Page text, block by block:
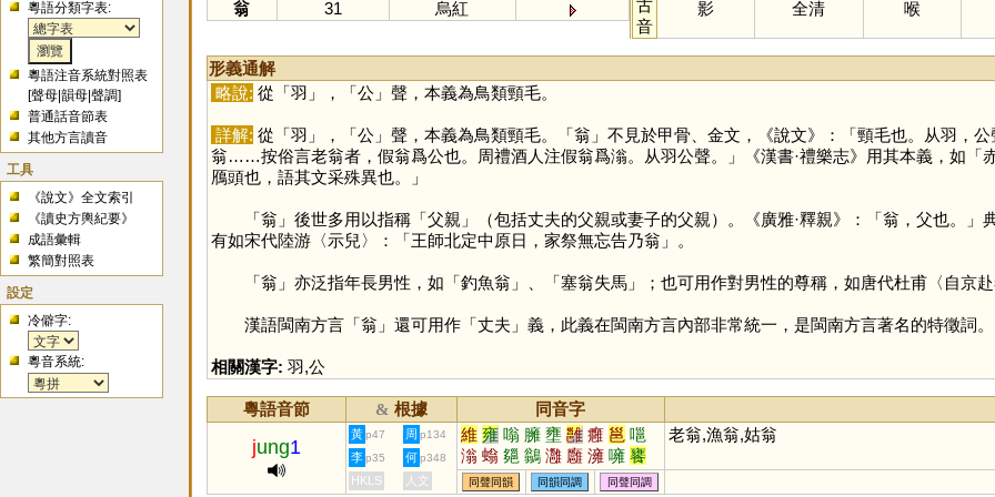
粵語分類字表:
粵語注音系統對照表
[聲母 |韻母 |聲調]
普通話音節表
其他方言讀音
工具
《說文》全文索引
《讀史方輿紀要》
成語彙輯
繁簡對照表
設定
冷僻字:
粵音系統:
翁 31 烏紅
古
音
影 全清 喉
形義通解
略說: 從「羽 」，「公 」聲，本義為鳥類頸毛。
詳解: 從「羽 」，「公 」聲，本義為鳥類頸毛。「翁 」不見於甲骨、金文，《說文》：「頸毛也。从羽，
翁……按俗言老翁者，假翁爲公也。周禮酒人注假翁爲滃。从羽公聲。」《漢書·禮樂志》用其本義，如「
鴈頭也，語其文采殊異也。」
「翁 」後世多用以指稱「父親」（包括丈夫的父親或妻子的父親）。《廣雅·釋親》：「翁，父也。
有如宋代陸游〈示兒〉：「王師北定中原日，家祭無忘告乃翁」。
「翁 」亦泛指年長男性，如「釣魚翁」、「塞翁失馬」；也可用作對男性的尊稱，如唐代杜甫〈自京
漢語閩南方言「翁 」還可用作「丈夫」義，此義在閩南方言內部非常統一，是閩南方言著名的特徵詞。
相關漢字: 羽,公
粵語音節 & 根據 同音字
jung1
黃 p47 周 p134 維 雍 嗡 臃 壅 雝 癰 邕 嗈
滃 螉 郺 鶲 灉 廱 澭 噰 饔
老翁,漁翁,姑翁
李 p35 何 p348
HKLS 人文 同聲同韻 同韻同調 同聲同調